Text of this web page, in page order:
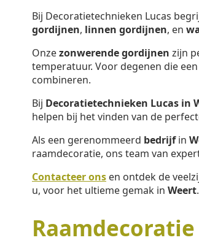
Bij Decoratietechnieken Lucas
gordijnen, linnen gordijnen, en
Onzezonwerende gordijnen zijn
temperatuur. Voor degenen die
combineren.
Bij Decoratietechnieken Lucas in
helpen bij het vinden van de
Als een gerenommeerd bedrijfin
raamdecoratie, ons team van
Contacteer ons en ontdek de
u, voor het ultieme gemak in Weert.